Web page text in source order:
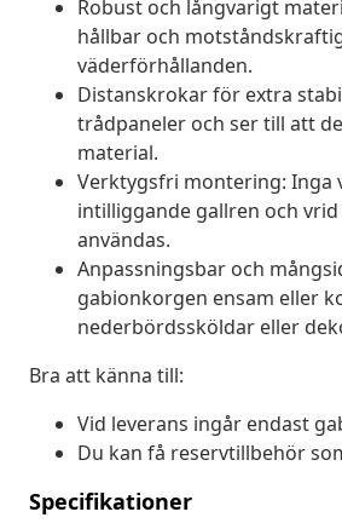
Robust och långvarigt
hållbar och
väderförhållanden.
Distanskrokar för extra
trådpaneler och ser till att
material.
Verktygsfri montering: Inga
intilliggande gallren och
användas.
Anpassningsbar och
gabionkorgen ensam eller
nederbördssköldar eller
Bra att känna till:
Vid leverans ingår endast
Du kan få reservtillbehör
Specifikationer